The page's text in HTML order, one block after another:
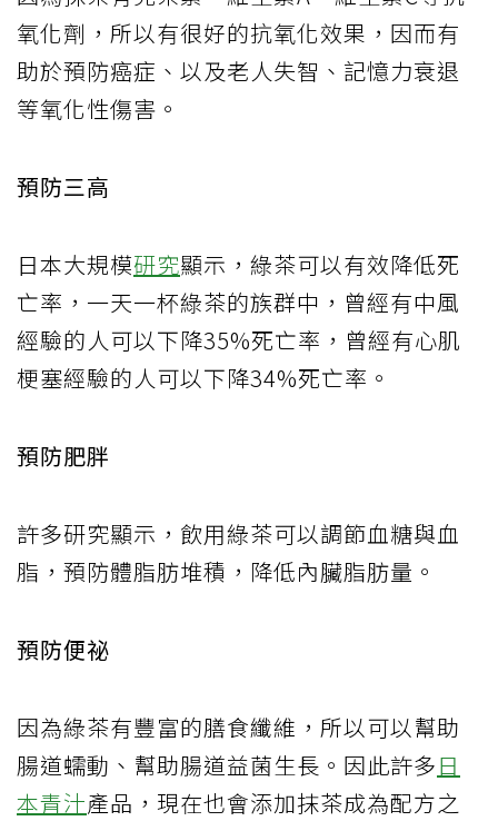
氧化劑，所以有很好的抗氧化效果，因而有
助於預防癌症、以及老人失智、記憶力衰退
等氧化性傷害。
預防三高
日本大規模研究顯示，綠茶可以有效降低死
亡率，一天一杯綠茶的族群中，曾經有中風
經驗的人可以下降35%死亡率，曾經有心肌
梗塞經驗的人可以下降34%死亡率。
預防肥胖
許多研究顯示，飲用綠茶可以調節血糖與血
脂，預防體脂肪堆積，降低內臟脂肪量。
預防便祕
因為綠茶有豐富的膳食纖維，所以可以幫助
腸道蠕動、幫助腸道益菌生長。因此許多日
本青汁產品，現在也會添加抹茶成為配方之